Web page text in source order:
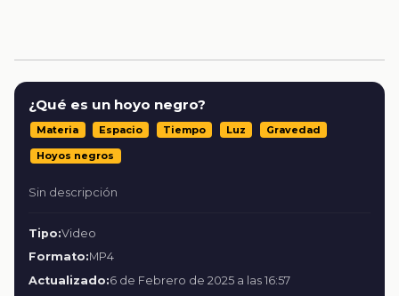
¿Qué es un hoyo negro?
Materia Espacio Tiempo Luz Gravedad
Hoyos negros
Sin descripción
Tipo:Video
Formato:MP4
Actualizado:6 de Febrero de 2025 a las 16:57